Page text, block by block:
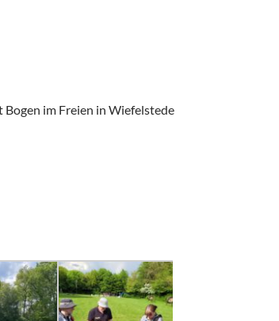
Bogen im Freien in Wiefelstede